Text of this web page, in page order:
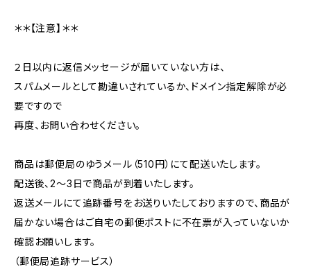
＊＊【注意】＊＊
２日以内に返信メッセージが届いていない方は、
スパムメールとして勘違いされているか、ドメイン指定解除が必
要ですので
再度、お問い合わせください。
商品は郵便局のゆうメール（510円）にて配送いたします。
配送後、2～3日で商品が到着いたします。
返送メールにて追跡番号をお送りいたしておりますので、商品が
届かない場合はご自宅の郵便ポストに不在票が入っていないか
確認お願いします。
（郵便局追跡サービス）